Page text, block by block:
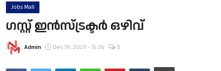
Sports
Food
Jobs Mall
ഗസ്റ്റ് ഇന്‍സ്ട്രക്ടര്‍ ഒഴിവ്
Admin Dec 19, 2023 - 16:36 0